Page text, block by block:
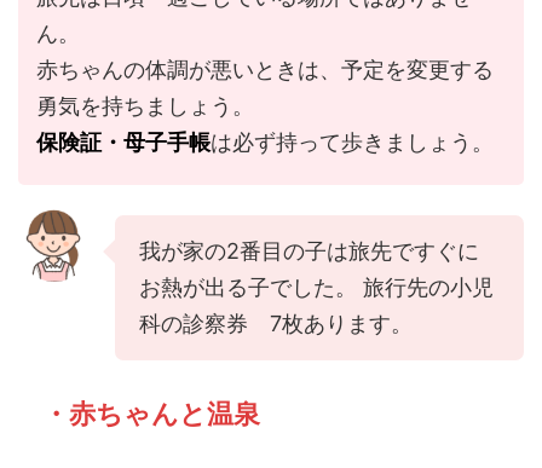
ん。
赤ちゃんの体調が悪いときは、予定を変更する
勇気を持ちましょう。
保険証・母子手帳は必ず持って歩きましょう。
我が家の2番目の子は旅先ですぐに
お熱が出る子でした。 旅行先の小児
科の診察券 7枚あります。
・赤ちゃんと温泉